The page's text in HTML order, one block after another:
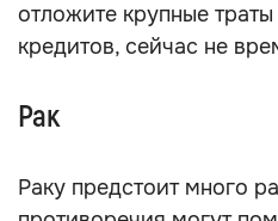
отложите крупные
кредитов, сейчас не
Рак
Раку предстоит много